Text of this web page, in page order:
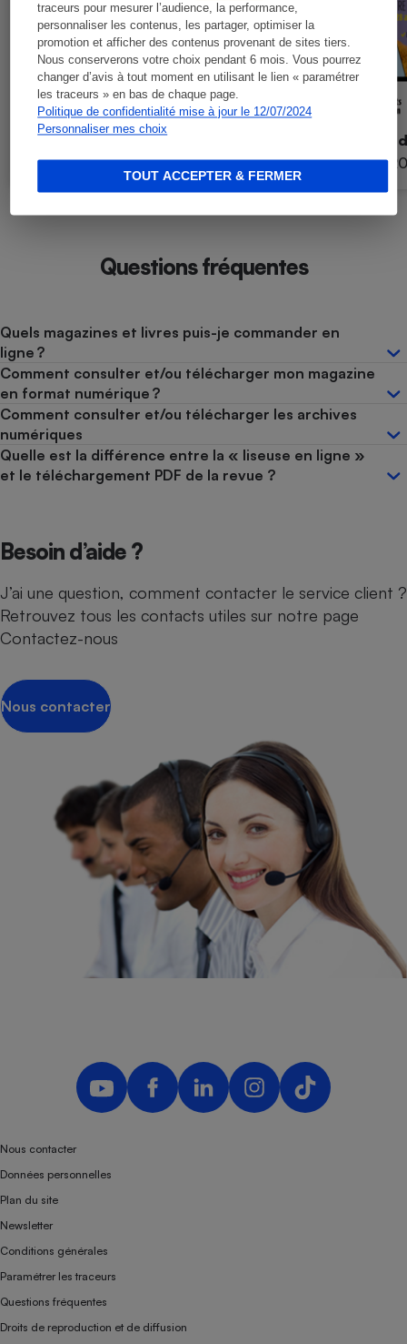
traceurs pour mesurer l’audience, la performance,
personnaliser les contenus, les partager, optimiser la
promotion et afficher des contenus provenant de sites tiers.
Nous conserverons votre choix pendant 6 mois. Vous pourrez
changer d’avis à tout moment en utilisant le lien « paramétrer
les traceurs » en bas de chaque page.
Politique de confidentialité mise à jour le 12/07/2024
Personnaliser mes choix
TOUT ACCEPTER & FERMER
Que Choisir Budgets
N°183 - juillet/août 2026
Que Choisir
N°182 - avril
Questions fréquentes
Quels magazines et livres puis-je commander en
ligne ?
Comment consulter et/ou télécharger mon magazine
en format numérique ?
Comment consulter et/ou télécharger les archives
numériques
Quelle est la différence entre la « liseuse en ligne »
et le téléchargement PDF de la revue ?
Besoin d’aide ?
J’ai une question, comment contacter le service client ?
Retrouvez tous les contacts utiles sur notre page
Contactez-nous
Nous contacter
Nous contacter
Données personnelles
Plan du site
Newsletter
Conditions générales
Paramétrer les traceurs
Questions fréquentes
Droits de reproduction et de diffusion